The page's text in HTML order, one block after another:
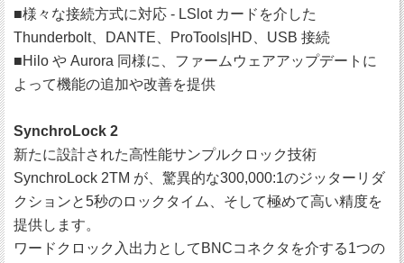
■様々な接続方式に対応 - LSlot カードを介した
Thunderbolt、DANTE、ProTools|HD、USB 接続
■Hilo や Aurora 同様に、ファームウェアアップデートに
よって機能の追加や改善を提供
SynchroLock 2
新たに設計された高性能サンプルクロック技術
SynchroLock 2TM が、驚異的な300,000:1のジッターリダ
クションと5秒のロックタイム、そして極めて高い精度を
提供します。
ワードクロック入出力としてBNCコネクタを介する1つの